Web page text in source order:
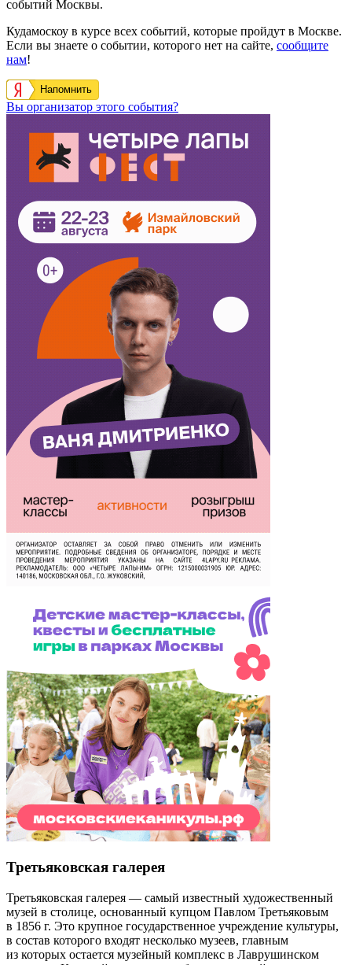
событий Москвы.
Кудамоскоу в курсе всех событий, которые пройдут в Москве.
Если вы знаете о событии, которого нет на сайте, сообщите
нам!
Напомнить
Вы организатор этого события?
Третьяковская галерея
Третьяковская галерея — самый известный художественный
музей в столице, основанный купцом Павлом Третьяковым
в 1856 г. Это крупное государственное учреждение культуры,
в состав которого входят несколько музеев, главным
из которых остается музейный комплекс в Лаврушинском